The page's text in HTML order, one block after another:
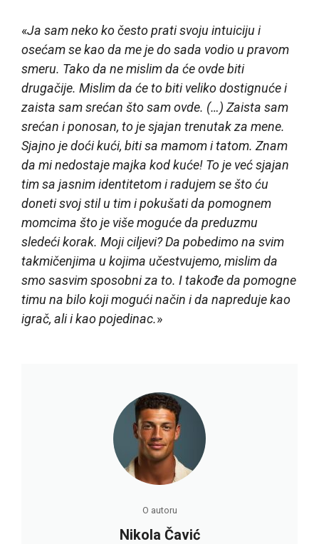
«Ja sam neko ko često prati svoju intuiciju i
osećam se kao da me je do sada vodio u pravom
smeru. Tako da ne mislim da će ovde biti
drugačije. Mislim da će to biti veliko dostignuće i
zaista sam srećan što sam ovde. (…) Zaista sam
srećan i ponosan, to je sjajan trenutak za mene.
Sjajno je doći kući, biti sa mamom i tatom. Znam
da mi nedostaje majka kod kuće! To je već sjajan
tim sa jasnim identitetom i radujem se što ću
doneti svoj stil u tim i pokušati da pomognem
momcima što je više moguće da preduzmu
sledeći korak. Moji ciljevi? Da pobedimo na svim
takmičenjima u kojima učestvujemo, mislim da
smo sasvim sposobni za to. I takođe da pomogne
timu na bilo koji mogući način i da napreduje kao
igrač, ali i kao pojedinac.»
O autoru
Nikola Čavić